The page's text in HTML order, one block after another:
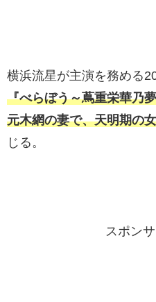
横浜流星が主演を務める
『べらぼう～蔦重栄華乃
元木網の妻で、天明期の
じる。
スポン